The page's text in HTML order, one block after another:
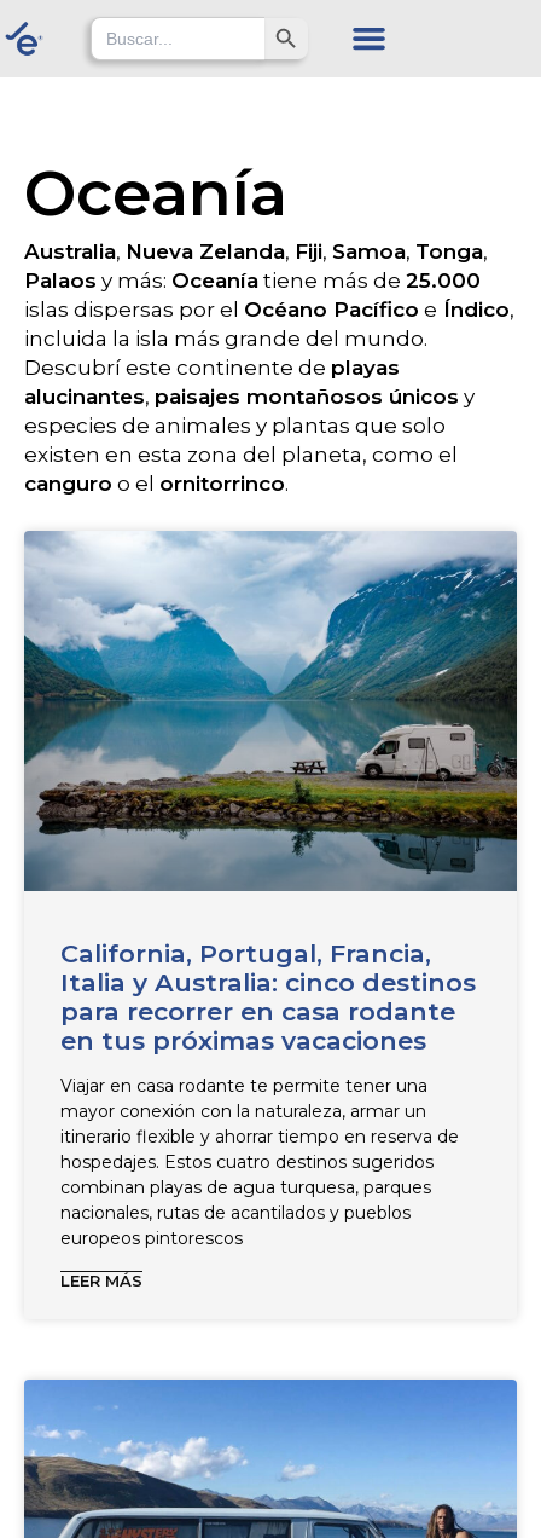
to
Search
for:
Search Button
Oceanía
Australia, Nueva Zelanda, Fiji, Samoa, Tonga,
Palaos y más: Oceanía tiene más de 25.000
islas dispersas por el Océano Pacífico e Índico,
incluida la isla más grande del mundo.
Descubrí este continente de playas
alucinantes, paisajes montañosos únicos y
especies de animales y plantas que solo
existen en esta zona del planeta, como el
canguro o el ornitorrinco.
California, Portugal, Francia,
Italia y Australia: cinco destinos
para recorrer en casa rodante
en tus próximas vacaciones
Viajar en casa rodante te permite tener una
mayor conexión con la naturaleza, armar un
itinerario flexible y ahorrar tiempo en reserva de
hospedajes. Estos cuatro destinos sugeridos
combinan playas de agua turquesa, parques
nacionales, rutas de acantilados y pueblos
europeos pintorescos
LEER MÁS